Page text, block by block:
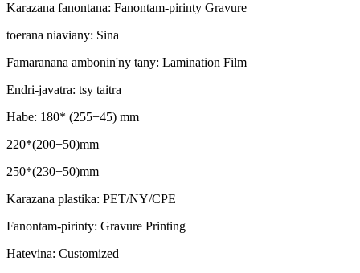
Karazana fanontana: Fanontam-pirinty Gravure
toerana niaviany: Sina
Famaranana ambonin'ny tany: Lamination Film
Endri-javatra: tsy taitra
Habe: 180* (255+45) mm
220*(200+50)mm
250*(230+50)mm
Karazana plastika: PET/NY/CPE
Fanontam-pirinty: Gravure Printing
Hatevina: Customized